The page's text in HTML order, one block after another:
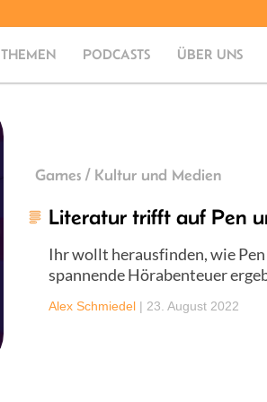
THEMEN PODCASTS ÜBER UNS
Games / Kultur und Medien
Literatur trifft auf Pen
Ihr wollt herausfinden, wie
spannende Hörabenteuer
Alex Schmiedel | 23. August 2022